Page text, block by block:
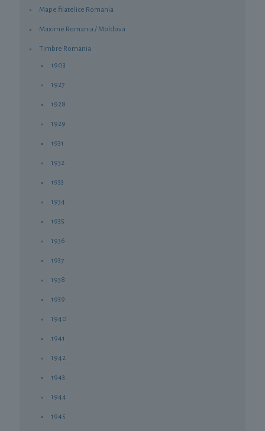
Mape filatelice Romania
Maxime Romania / Moldova
Timbre Romania
1903
1927
1928
1929
1931
1932
1933
1934
1935
1936
1937
1938
1939
1940
1941
1942
1943
1944
1945